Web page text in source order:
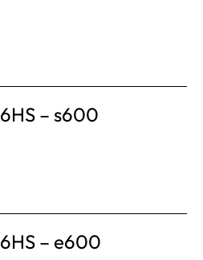
6HS – s600
6HS – e600